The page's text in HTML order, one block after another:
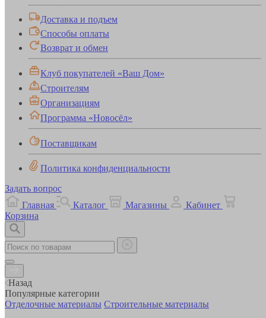
Доставка и подъем
Способы оплаты
Возврат и обмен
Клуб покупателей «Ваш Дом»
Строителям
Организациям
Программа «Новосёл»
Поставщикам
Политика конфиденциальности
Задать вопрос
Главная
Каталог Магазины
Кабинет
Корзина
Назад
Популярные категории
Отделочные материалы Строительные материалы